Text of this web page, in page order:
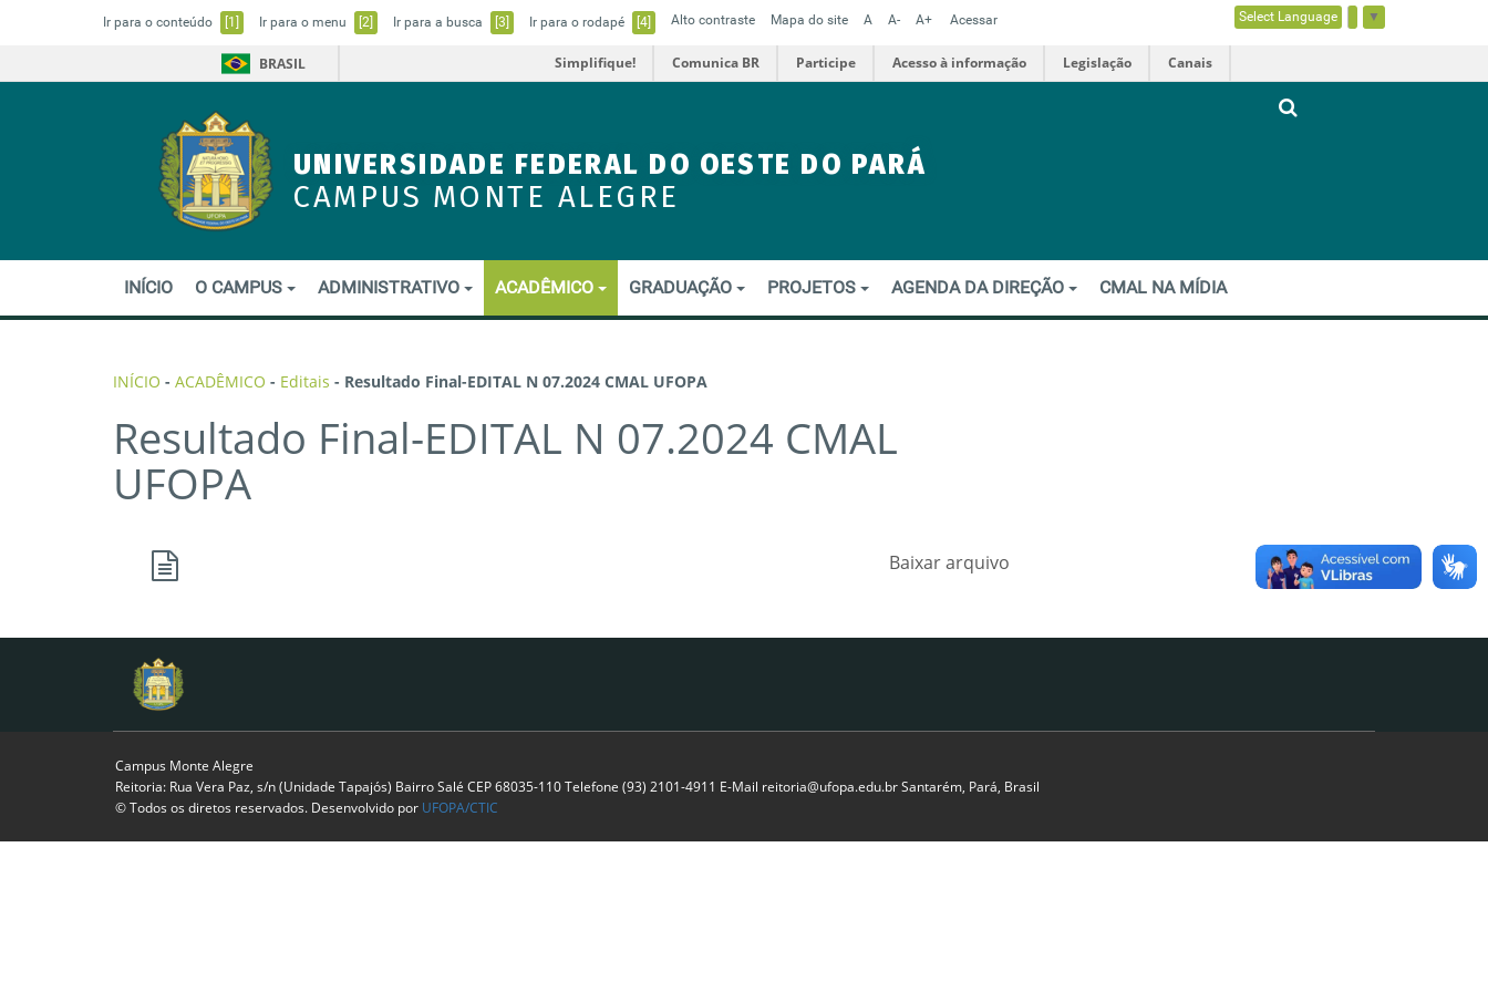
Ir para o conteúdo [1] Ir para o menu [2] Ir para a busca [3] Ir para o rodapé [4] Alto contraste Mapa do site A A- A+ Acessar Select Language ▼
BRASIL Simplifique! Comunica BR Participe Acesso à informação Legislação Canais
UNIVERSIDADE FEDERAL DO OESTE DO PARÁ
CAMPUS MONTE ALEGRE
INÍCIO O CAMPUS ADMINISTRATIVO ACADÊMICO GRADUAÇÃO PROJETOS AGENDA DA DIREÇÃO CMAL NA MÍDIA
INÍCIO - ACADÊMICO - Editais - Resultado Final-EDITAL N 07.2024 CMAL UFOPA
Resultado Final-EDITAL N 07.2024 CMAL
UFOPA
Baixar arquivo
Campus Monte Alegre
Reitoria: Rua Vera Paz, s/n (Unidade Tapajós) Bairro Salé CEP 68035-110 Telefone (93) 2101-4911 E-Mail reitoria@ufopa.edu.br Santarém, Pará, Brasil
© Todos os diretos reservados. Desenvolvido por UFOPA/CTIC